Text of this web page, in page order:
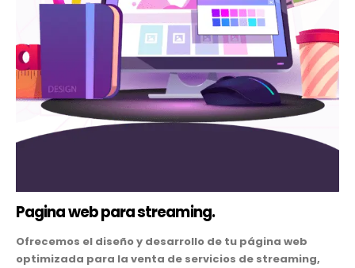
Pagina web para streaming.
Ofrecemos el diseño y desarrollo de tu página web
optimizada para la venta de servicios de streaming,